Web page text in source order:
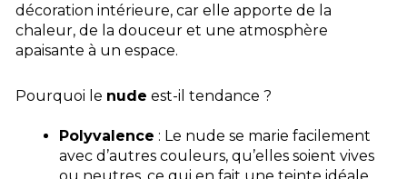
décoration intérieure, car elle apporte de la
chaleur, de la douceur et une atmosphère
apaisante à un espace.
Pourquoi le nude est-il tendance ?
Polyvalence : Le nude se marie facilement
avec d’autres couleurs, qu’elles soient vives